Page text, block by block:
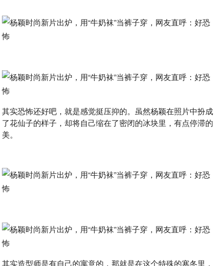
其实恐怖还好吧，就是感觉挺压抑的。虽然杨颖在照片中扮成
了花仙子的样子，却将自己缩在了密闭的冰块里，有点停滞的
美。
其实造型师是有自己的寓意的，那就是在这个特殊的寒冬里，